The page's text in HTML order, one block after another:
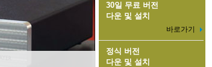
30일 무료 버전
다운 및 설치
바로가기
정식 버전
다운 및 설치